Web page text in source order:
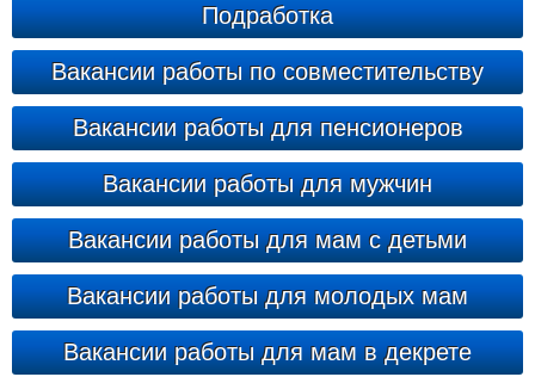
Подработка
Вакансии работы по совместительству
Вакансии работы для пенсионеров
Вакансии работы для мужчин
Вакансии работы для мам с детьми
Вакансии работы для молодых мам
Вакансии работы для мам в декрете